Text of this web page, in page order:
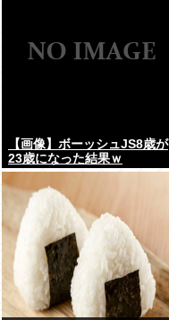
【画像】ボーッシュJS8歳が
23歳になった結果ｗ